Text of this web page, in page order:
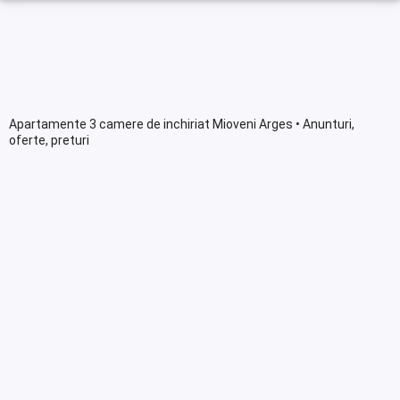
Apartamente 3 camere de inchiriat Mioveni Arges • Anunturi,
oferte, preturi